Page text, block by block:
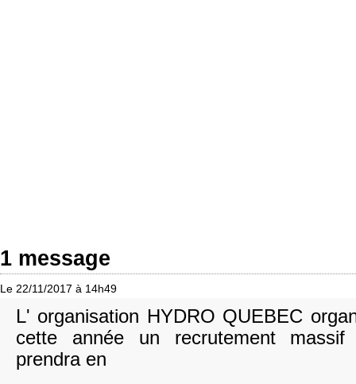
1 message
Le 22/11/2017 à 14h49
L' organisation HYDRO QUEBEC
cette année un recrutement
prendra en